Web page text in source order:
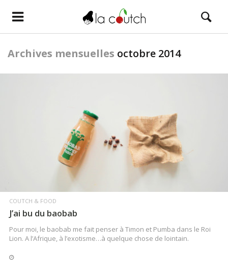
Archives mensuelles octobre 2014
LIRE LA SUITE
COUTCH & FOOD
J’ai bu du baobab
Pour moi, le baobab me fait penser à Timon et Pumba dans le Roi
Lion. A l’Afrique, à l’exotisme…à quelque chose de lointain.